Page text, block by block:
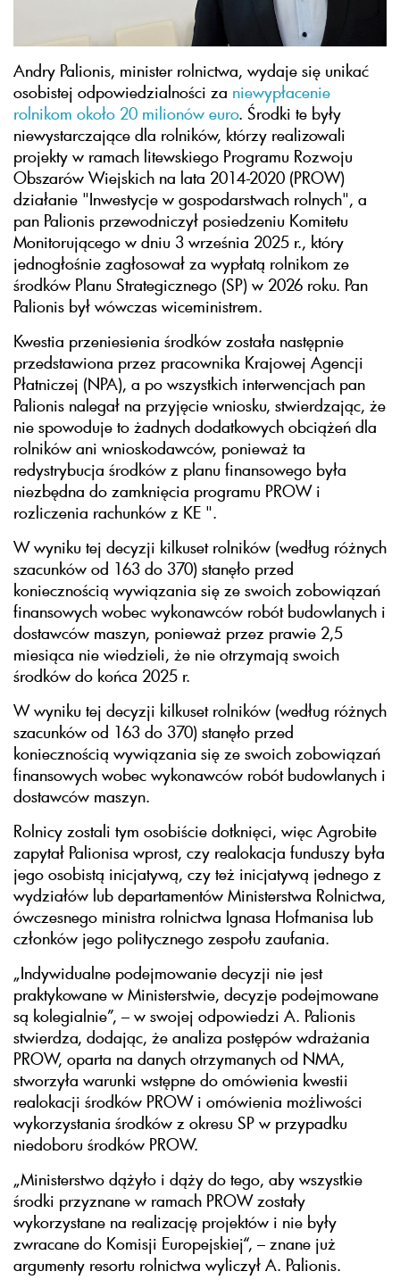
Andry Palionis, minister rolnictwa, wydaje się unikać
osobistej odpowiedzialności za niewypłacenie
rolnikom około 20 milionów euro. Środki te były
niewystarczające dla rolników, którzy realizowali
projekty w ramach litewskiego Programu Rozwoju
Obszarów Wiejskich na lata 2014-2020 (PROW)
działanie "Inwestycje w gospodarstwach rolnych", a
pan Palionis przewodniczył posiedzeniu Komitetu
Monitorującego w dniu 3 września 2025 r., który
jednogłośnie zagłosował za wypłatą rolnikom ze
środków Planu Strategicznego (SP) w 2026 roku. Pan
Palionis był wówczas wiceministrem.
Kwestia przeniesienia środków została następnie
przedstawiona przez pracownika Krajowej Agencji
Płatniczej (NPA), a po wszystkich interwencjach pan
Palionis nalegał na przyjęcie wniosku, stwierdzając, że
nie spowoduje to żadnych dodatkowych obciążeń dla
rolników ani wnioskodawców, ponieważ ta
redystrybucja środków z planu finansowego była
niezbędna do zamknięcia programu PROW i
rozliczenia rachunków z KE ".
W wyniku tej decyzji kilkuset rolników (według różnych
szacunków od 163 do 370) stanęło przed
koniecznością wywiązania się ze swoich zobowiązań
finansowych wobec wykonawców robót budowlanych i
dostawców maszyn, ponieważ przez prawie 2,5
miesiąca nie wiedzieli, że nie otrzymają swoich
środków do końca 2025 r.
W wyniku tej decyzji kilkuset rolników (według różnych
szacunków od 163 do 370) stanęło przed
koniecznością wywiązania się ze swoich zobowiązań
finansowych wobec wykonawców robót budowlanych i
dostawców maszyn.
Rolnicy zostali tym osobiście dotknięci, więc Agrobite
zapytał Palionisa wprost, czy realokacja funduszy była
jego osobistą inicjatywą, czy też inicjatywą jednego z
wydziałów lub departamentów Ministerstwa Rolnictwa,
ówczesnego ministra rolnictwa Ignasa Hofmanisa lub
członków jego politycznego zespołu zaufania.
„Indywidualne podejmowanie decyzji nie jest
praktykowane w Ministerstwie, decyzje podejmowane
są kolegialnie”, – w swojej odpowiedzi A. Palionis
stwierdza, dodając, że analiza postępów wdrażania
PROW, oparta na danych otrzymanych od NMA,
stworzyła warunki wstępne do omówienia kwestii
realokacji środków PROW i omówienia możliwości
wykorzystania środków z okresu SP w przypadku
niedoboru środków PROW.
„Ministerstwo dążyło i dąży do tego, aby wszystkie
środki przyznane w ramach PROW zostały
wykorzystane na realizację projektów i nie były
zwracane do Komisji Europejskiej“, – znane już
argumenty resortu rolnictwa wyliczył A. Palionis.